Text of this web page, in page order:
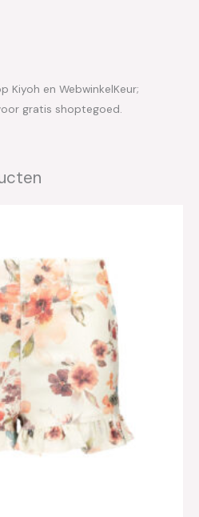
Kiyoh en WebwinkelKeur;
gratis shoptegoed.